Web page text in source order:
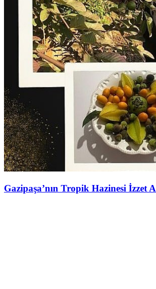
Gazipaşa’nın Tropik Hazinesi İzzet